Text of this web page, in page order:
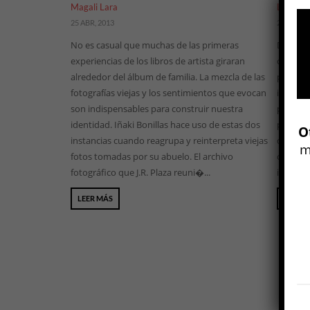
Magali Lara
25 ABR, 2013
No es casual que muchas de las primeras
experiencias de los libros de artista giraran
alrededor del álbum de familia. La mezcla de las
fotografías viejas y los sentimientos que evocan
son indispensables para construir nuestra
identidad. Iñaki Bonillas hace uso de estas dos
instancias cuando reagrupa y reinterpreta viejas
fotos tomadas por su abuelo. El archivo
fotográfico que J.R. Plaza reuni�...
LEER MÁS
Lola
Desde
publica
de un
cada
infinito